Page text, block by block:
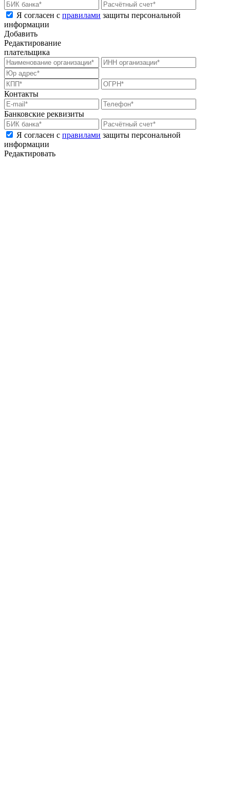
Я согласен с правилами защиты персональной
информации
Добавить
Редактирование
плательщика
Контакты
Банковские реквизиты
Я согласен с правилами защиты персональной
информации
Редактировать